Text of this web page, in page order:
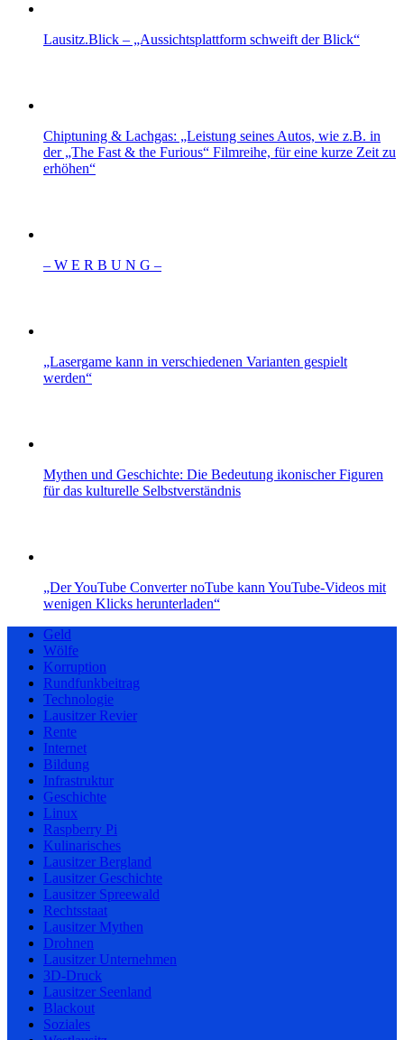
Lausitz.Blick – „Aussichtsplattform schweift der Blick“
Chiptuning & Lachgas: „Leistung seines Autos, wie z.B. in
der „The Fast & the Furious“ Filmreihe, für eine kurze Zeit zu
erhöhen“
– W Ε R Β U Ν G –
„Lasergame kann in verschiedenen Varianten gespielt
werden“
Mythen und Geschichte: Die Bedeutung ikonischer Figuren
für das kulturelle Selbstverständnis
„Der YouTube Converter noTube kann YouTube-Videos mit
wenigen Klicks herunterladen“
Geld
Wölfe
Korruption
Rundfunkbeitrag
Technologie
Lausitzer Revier
Rente
Internet
Bildung
Infrastruktur
Geschichte
Linux
Raspberry Pi
Kulinarisches
Lausitzer Bergland
Lausitzer Geschichte
Lausitzer Spreewald
Rechtsstaat
Lausitzer Mythen
Drohnen
Lausitzer Unternehmen
3D-Druck
Lausitzer Seenland
Blackout
Soziales